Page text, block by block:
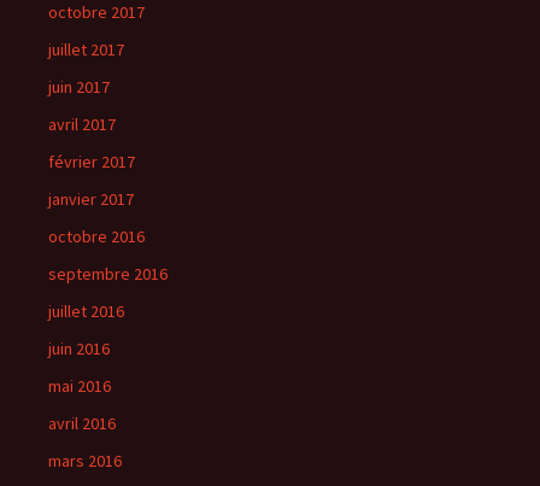
octobre 2017
juillet 2017
juin 2017
avril 2017
février 2017
janvier 2017
octobre 2016
septembre 2016
juillet 2016
juin 2016
mai 2016
avril 2016
mars 2016